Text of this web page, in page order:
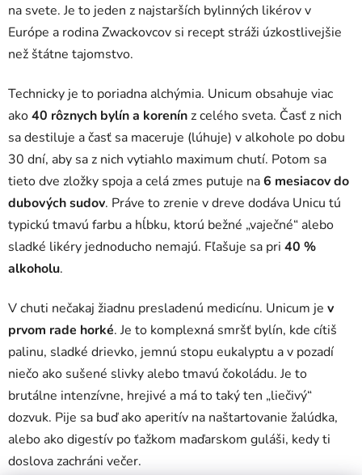
na svete. Je to jeden z najstarších bylinných likérov v
Európe a rodina Zwackovcov si recept stráži úzkostlivejšie
než štátne tajomstvo.
Technicky je to poriadna alchýmia. Unicum obsahuje viac
ako40 rôznych bylín a korenínz celého sveta. Časť z nich
sa destiluje a časť sa maceruje (lúhuje) v alkohole po dobu
30 dní, aby sa z nich vytiahlo maximum chutí. Potom sa
tieto dve zložky spoja a celá zmes putuje na6 mesiacov do
dubových sudov. Práve to zrenie v dreve dodáva Unicu tú
typickú tmavú farbu a hĺbku, ktorú bežné „vaječné“ alebo
sladké likéry jednoducho nemajú. Fľašuje sa pri 40 %
alkoholu.
V chuti nečakaj žiadnu presladenú medicínu. Unicum je v
prvom rade horké. Je to komplexná smršť bylín, kde cítiš
palinu, sladké drievko, jemnú stopu eukalyptu a v pozadí
niečo ako sušené slivky alebo tmavú čokoládu. Je to
brutálne intenzívne, hrejivé a má to taký ten „liečivý“
dozvuk. Pije sa buď ako aperitív na naštartovanie žalúdka,
alebo ako digestív po ťažkom maďarskom guláši, kedy ti
doslova zachráni večer.